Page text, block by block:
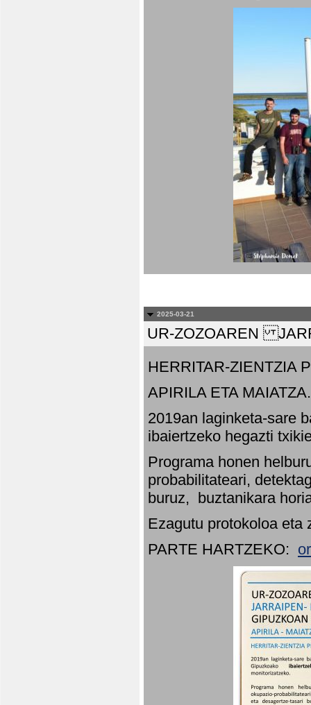
2025-03-21
UR-ZOZOAREN
HERRITAR-ZIENTZIA
APIRILA ETA MAIATZA.
2019an laginketa-sare
ibaiertzeko hegazti
Programa honen
probabilitateari,
buruz, buztanikara
Ezagutu protokoloa eta
PARTE HARTZEKO: